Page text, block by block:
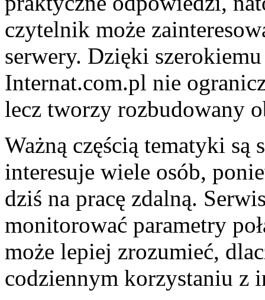
czytelnik może
serwery. Dzięki
Internat.com.pl nie
lecz tworzy rozbudowany
Ważną częścią tematyki
interesuje wiele osób,
dziś na pracę zdalną.
monitorować parametry
może lepiej zrozumieć,
codziennym korzystaniu z